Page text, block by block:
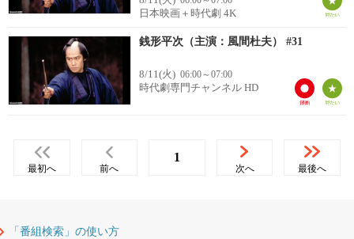
日本映画＋時代劇 4K
銭形平次（主演：風間杜夫） #31
8/11(火) 06:00～07:00
時代劇専門チャンネル HD
最初へ 前へ
1
次へ 最後へ
「番組検索」の使い方